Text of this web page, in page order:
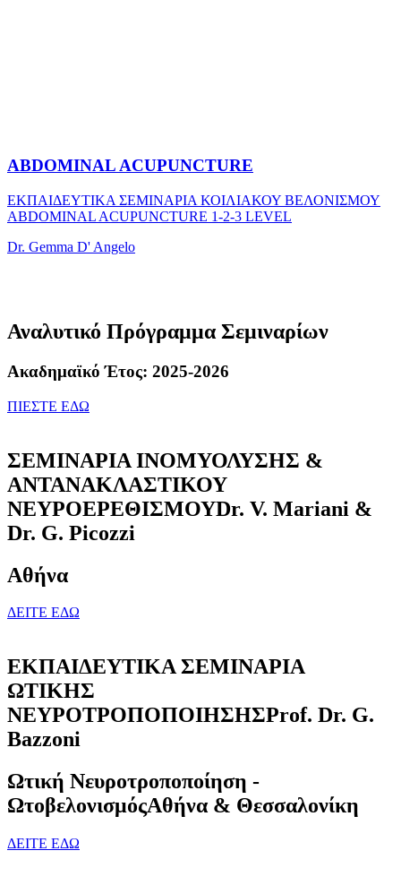
ABDOMINAL ACUPUNCTURE
ΕΚΠΑΙΔΕΥΤΙΚΑ ΣΕΜΙΝΑΡΙΑ ΚΟΙΛΙΑΚΟΥ ΒΕΛΟΝΙΣΜΟΥ
ABDOMINAL ACUPUNCTURE 1-2-3 LEVEL
Dr. Gemma D' Angelo
Αναλυτικό Πρόγραμμα Σεμιναρίων
Ακαδημαϊκό Έτος: 2025-2026
ΠΙΕΣΤΕ ΕΔΩ
ΣΕΜΙΝΑΡΙΑ ΙΝΟΜΥΟΛΥΣΗΣ &
ΑΝΤΑΝΑΚΛΑΣΤΙΚΟΥ
ΝΕΥΡΟΕΡΕΘΙΣΜΟΥDr. V. Mariani &
Dr. G. Picozzi
Αθήνα
ΔΕΙΤΕ ΕΔΩ
ΕΚΠΑΙΔΕΥΤΙΚΑ ΣΕΜΙΝΑΡΙΑ
ΩΤΙΚΗΣ
ΝΕΥΡΟΤΡΟΠΟΠΟΙΗΣΗΣProf. Dr. G.
Bazzoni
Ωτική Νευροτροποποίηση -
ΩτοβελονισμόςΑθήνα & Θεσσαλονίκη
ΔΕΙΤΕ ΕΔΩ